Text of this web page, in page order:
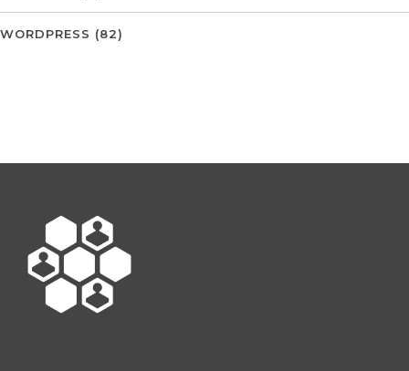
WORDPRESS (82)